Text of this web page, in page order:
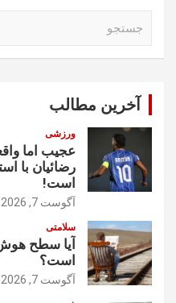
آخرین مطالب
ورزشی
عجیب اما
است!
آگوست 7, 2026
سلامتی
آیا سطح
است؟
آگوست 7, 2026